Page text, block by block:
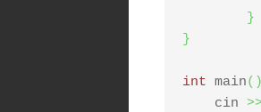
}
}
int main( )
    cin
>>